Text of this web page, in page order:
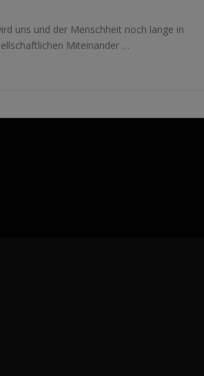
uns und der Menschheit noch lange in
Miteinander …